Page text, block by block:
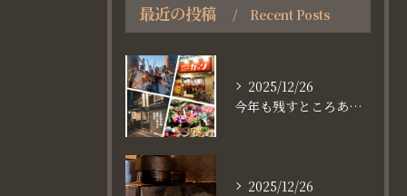
最近の投稿 Recent Posts
2025/12/26
今年も残すところあと、6日。
2025/12/26